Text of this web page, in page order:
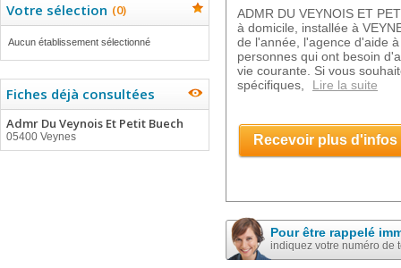
Votre sélection (0)
Aucun établissement sélectionné
Fiches déjà consultées
Admr Du Veynois Et Petit Buech
05400 Veynes
ADMR DU VEYNOIS ET
à domicile, installée à
de l'année, l'agence d'aide
personnes qui ont besoin
vie courante. Si vous
spécifiques,
Lire la suite
Recevoir plus d'infos
Pour être rappelé
indiquez votre numéro de